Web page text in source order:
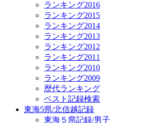
ランキング2016
ランキング2015
ランキング2014
ランキング2013
ランキング2012
ランキング2011
ランキング2010
ランキング2009
歴代ランキング
ベスト記録検索
東海5県/北信越記録
東海５県記録/男子